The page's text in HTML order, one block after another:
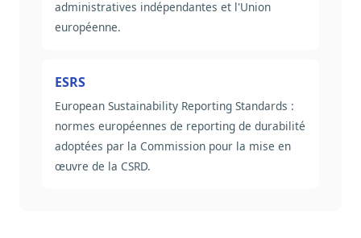
administratives indépendantes et l'Union
européenne.
ESRS
European Sustainability Reporting Standards :
normes européennes de reporting de durabilité
adoptées par la Commission pour la mise en
œuvre de la CSRD.